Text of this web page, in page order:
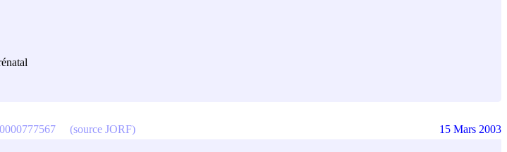
(source JORF) 15 Mars 2003